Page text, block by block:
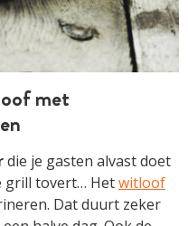
met
die je gasten alvast doet
grill tovert… Hetwitloof
Dat duurt zeker